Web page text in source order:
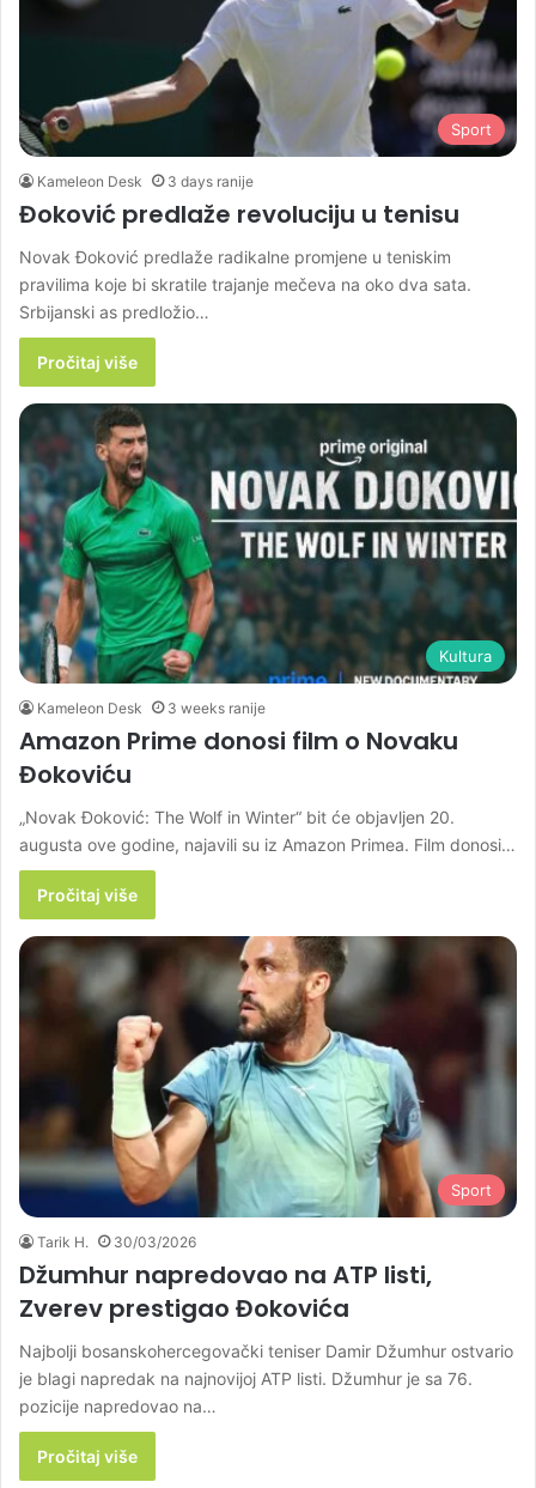
Sport
Kameleon Desk 3 days ranije
Đoković predlaže revoluciju u tenisu
Novak Đoković predlaže radikalne promjene u teniskim
pravilima koje bi skratile trajanje mečeva na oko dva sata.
Srbijanski as predložio…
Pročitaj više
Kultura
Kameleon Desk 3 weeks ranije
Amazon Prime donosi film o Novaku
Đokoviću
„Novak Đoković: The Wolf in Winter“ bit će objavljen 20.
augusta ove godine, najavili su iz Amazon Primea. Film donosi…
Pročitaj više
Sport
Tarik H. 30/03/2026
Džumhur napredovao na ATP listi,
Zverev prestigao Đokovića
Najbolji bosanskohercegovački teniser Damir Džumhur ostvario
je blagi napredak na najnovijoj ATP listi. Džumhur je sa 76.
pozicije napredovao na…
Pročitaj više